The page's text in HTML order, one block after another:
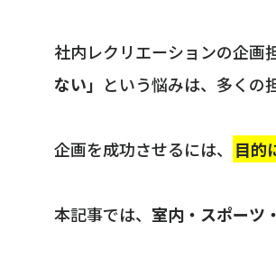
社内レクリエーションの企画
ない」 という悩みは、多くの
企画を成功させるには、 目的
本記事では、 室内・スポーツ